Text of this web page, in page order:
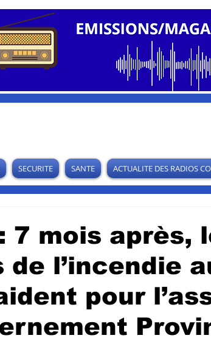
SECURITE SANTE ACTUALITE DES RADIOS
7 mois après,
l’incendie
pour